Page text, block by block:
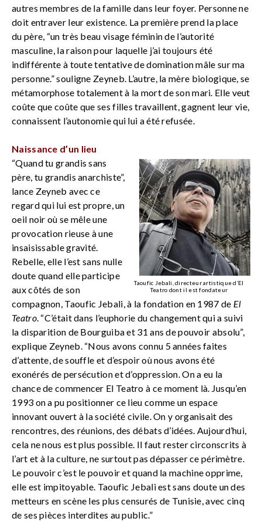
autres membres de la famille dans leur foyer. Personne ne
doit entraver leur existence. La première prend la place
du père, “un très beau visage féminin de l’autorité
masculine, la raison pour laquelle j’ai toujours été
indifférente à toute tentative de domination mâle sur ma
personne.” souligne Zeyneb. L’autre, la mère biologique, se
métamorphose totalement à la mort de son mari. Elle veut
coûte que coûte que ses filles travaillent, gagnent leur vie,
connaissent l’autonomie qui lui a été refusée.
Naissance d’un lieu
Taoufic Jebali, directeur artistique d’El
Teatro dont il est fondateur
“Quand tu grandis sans
père, tu grandis anarchiste”,
lance Zeyneb avec ce
regard qui lui est propre, un
oeil noir où se mêle une
provocation rieuse à une
insaisissable gravité.
Rebelle, elle l’est sans nulle
doute quand elle participe
aux côtés de son
compagnon, Taoufic Jebali, à la fondation en 1987 de El
Teatro. “C’était dans l’euphorie du changement qui a suivi
la disparition de Bourguiba et 31 ans de pouvoir absolu”,
explique Zeyneb. “Nous avons connu 5 années faites
d’attente, de souffle et d’espoir où nous avons été
exonérés de persécution et d’oppression. On a eu la
chance de commencer El Teatro à ce moment là. Jusqu’en
1993 on a pu positionner ce lieu comme un espace
innovant ouvert à la société civile. On y organisait des
rencontres, des réunions, des débats d’idées. Aujourd’hui,
cela ne nous est plus possible. Il faut rester circonscrits à
l’art et à la culture, ne surtout pas dépasser ce périmètre.
Le pouvoir c’est le pouvoir et quand la machine opprime,
elle est impitoyable. Taoufic Jebali est sans doute un des
metteurs en scène les plus censurés de Tunisie, avec cinq
de ses pièces interdites au public.”